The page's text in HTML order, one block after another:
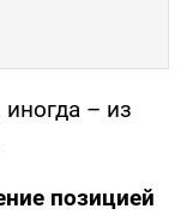
иногда – из
позицией